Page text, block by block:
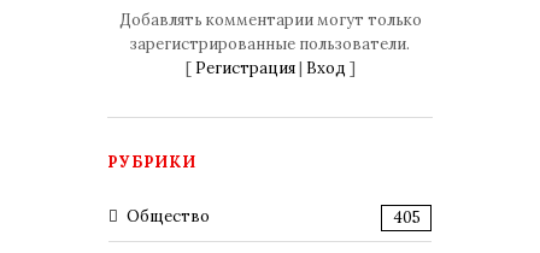
Добавлять комментарии могут только
зарегистрированные пользователи.
[ Регистрация| Вход ]
РУБРИКИ
Общество 405